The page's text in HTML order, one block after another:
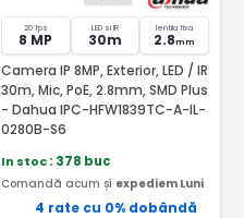
20 fps
8 MP
LED si IR
30m
lentila fixa
2.8mm
Camera IP 8MP, Exterior, LED / IR
30m, Mic, PoE, 2.8mm, SMD Plus
- Dahua IPC-HFW1839TC-A-IL-
0280B-S6
In stoc: 378 buc
Comandă acum și expediem Luni
4 rate cu 0% dobândă